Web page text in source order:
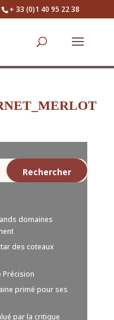
+ 33 (0)1 40 95 22 38
domaines
des coteaux
Précision
primé pour ses
par la critique